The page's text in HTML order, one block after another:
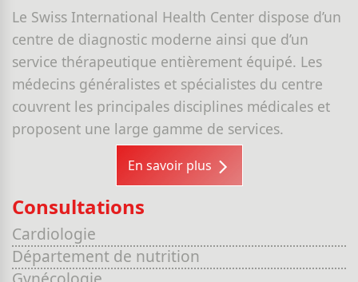
Le Swiss International Health Center dispose d’un
centre de diagnostic moderne ainsi que d’un
service thérapeutique entièrement équipé. Les
médecins généralistes et spécialistes du centre
couvrent les principales disciplines médicales et
proposent une large gamme de services.
En savoir plus
Consultations
Cardiologie
Département de nutrition